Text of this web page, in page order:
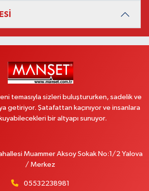
temasıyla sizleri buluştururken, sadelik ve
getiriyor. Şatafattan kaçınıyor ve insanlara
bir altyapı sunuyor.
Muammer Aksoy Sokak No:1/2 Yalova
/ Merkez
05532238981